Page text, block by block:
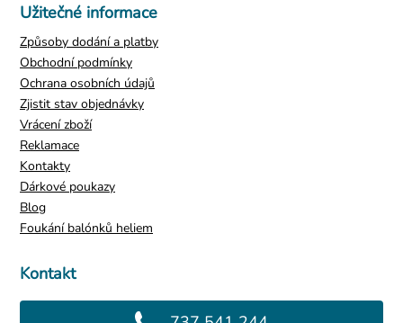
Kontakt
Užitečné informace
Způsoby dodání a platby
Obchodní podmínky
Ochrana osobních údajů
Zjistit stav objednávky
Vrácení zboží
Reklamace
Kontakty
Dárkové poukazy
Blog
Foukání balónků heliem